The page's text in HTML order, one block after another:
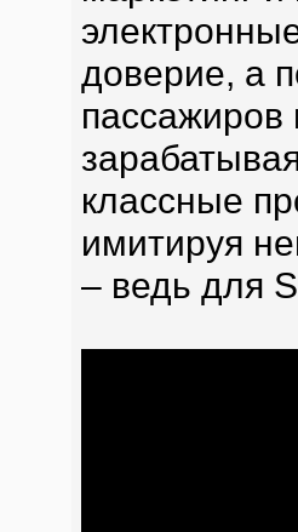
доверие, а
классные
имитируя
– ведь для